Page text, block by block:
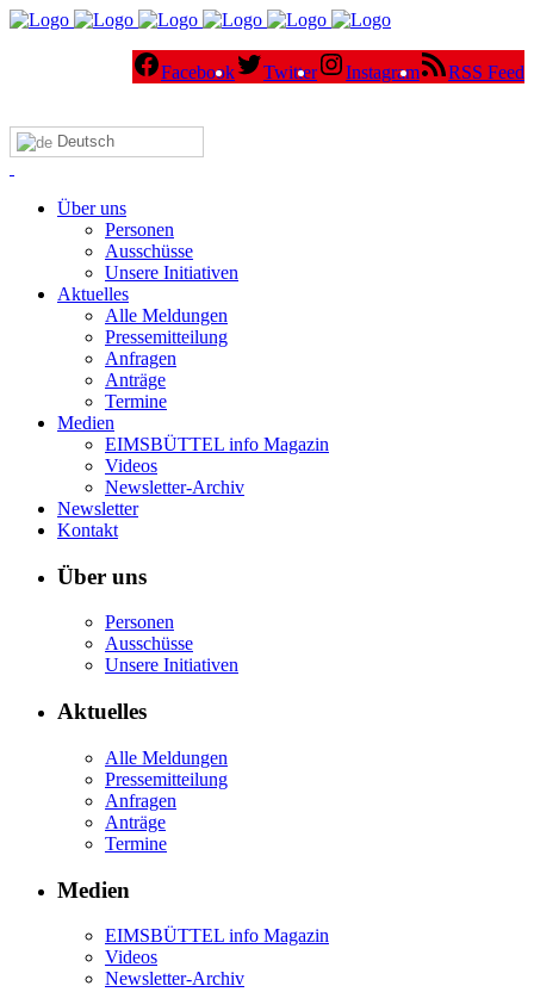
Facebook Twitter Instagram RSS Feed
Deutsch
Über uns
Personen
Ausschüsse
Unsere Initiativen
Aktuelles
Alle Meldungen
Pressemitteilung
Anfragen
Anträge
Termine
Medien
EIMSBÜTTEL info Magazin
Videos
Newsletter-Archiv
Newsletter
Kontakt
Über uns
Personen
Ausschüsse
Unsere Initiativen
Aktuelles
Alle Meldungen
Pressemitteilung
Anfragen
Anträge
Termine
Medien
EIMSBÜTTEL info Magazin
Videos
Newsletter-Archiv